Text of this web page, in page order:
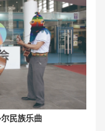
民族乐曲